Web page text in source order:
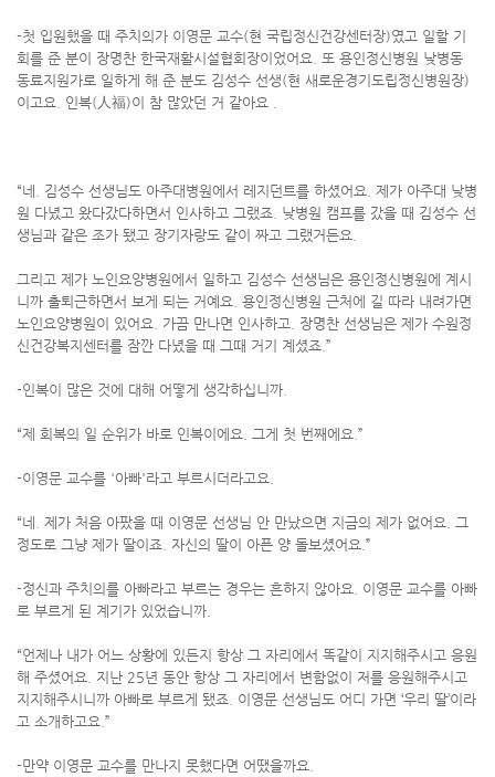
-첫 입원했을 때 주치의가 이영문 교수(현 국립정신건강센터장)였고 일할 기
회를 준 분이 장명찬 한국재활시설협회장이었어요. 또 용인정신병원 낮병동
동료지원가로 일하게 해 준 분도 김성수 선생(현 새로운경기도립정신병원장)
이고요. 인복(人福)이 참 많았던 거 같아요 .
“네. 김성수 선생님도 아주대병원에서 레지던트를 하셨어요. 제가 아주대 낮병
원 다녔고 왔다갔다하면서 인사하고 그랬죠. 낮병원 캠프를 갔을 때 김성수 선
생님과 같은 조가 됐고 장기자랑도 같이 짜고 그랬거든요.
그리고 제가 노인요양병원에서 일하고 김성수 선생님은 용인정신병원에 계시
니까 출퇴근하면서 보게 되는 거예요. 용인정신병원 근처에 길 따라 내려가면
노인요양병원이 있어요. 가끔 만나면 인사하고. 장명찬 선생님은 제가 수원정
신건강복지센터를 잠깐 다녔을 때 그때 거기 계셨죠.”
-인복이 많은 것에 대해 어떻게 생각하십니까.
“제 회복의 일 순위가 바로 인복이에요. 그게 첫 번째에요.”
-이영문 교수를 '아빠'라고 부르시더라고요.
“네. 제가 처음 아팠을 때 이영문 선생님 안 만났으면 지금의 제가 없어요. 그
정도로 그냥 제가 딸이죠. 자신의 딸이 아픈 양 돌보셨어요.”
-정신과 주치의를 아빠라고 부르는 경우는 흔하지 않아요. 이영문 교수를 아빠
로 부르게 된 계기가 있었습니까.
“언제나 내가 어느 상황에 있든지 항상 그 자리에서 똑같이 지지해주시고 응원
해 주셨어요. 지난 25년 동안 항상 그 자리에서 변함없이 저를 응원해주시고
지지해주시니까 아빠로 부르게 됐죠. 이영문 선생님도 어디 가면 ‘우리 딸’이라
고 소개하고요.”
-만약 이영문 교수를 만나지 못했다면 어땠을까요.